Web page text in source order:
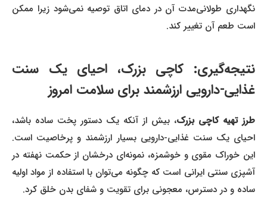
نگهداری طولانی‌مدت آن در دمای اتاق توصیه نمی‌شود زیرا ممکن
است طعم آن تغییر کند.
نتیجه‌گیری: کاچی بزرک، احیای یک سنت
غذایی-دارویی ارزشمند برای سلامت امروز
طرز تهیه کاچی بزرک، بیش از آنکه یک دستور پخت ساده باشد،
احیای یک سنت غذایی-دارویی بسیار ارزشمند و پرخاصیت است.
این خوراک مقوی و خوشمزه، نمونه‌ای درخشان از حکمت نهفته در
آشپزی سنتی ایرانی است که چگونه می‌توان با استفاده از مواد اولیه
ساده و در دسترس، معجونی برای تقویت و شفای بدن خلق کرد.